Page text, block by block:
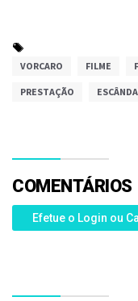
VORCARO FILME
PRESTAÇÃO
COMENTÁRIOS
Efetue o Login ou